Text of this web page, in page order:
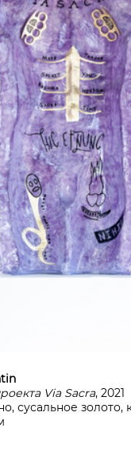
Via Sacra, 2021
сусальное золото,